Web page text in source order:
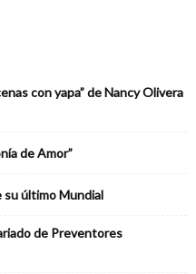
con yapa” de Nancy Olivera
de Amor”
su último Mundial
de Preventores